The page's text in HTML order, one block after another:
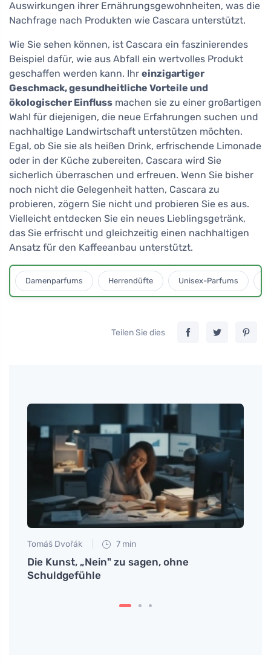
Auswirkungen ihrer Ernährungsgewohnheiten, was die
Nachfrage nach Produkten wie Cascara unterstützt.
Wie Sie sehen können, ist Cascara ein faszinierendes
Beispiel dafür, wie aus Abfall ein wertvolles Produkt
geschaffen werden kann. Ihr einzigartiger
Geschmack, gesundheitliche Vorteile und
ökologischer Einfluss machen sie zu einer großartigen
Wahl für diejenigen, die neue Erfahrungen suchen und
nachhaltige Landwirtschaft unterstützen möchten.
Egal, ob Sie sie als heißen Drink, erfrischende Limonade
oder in der Küche zubereiten, Cascara wird Sie
sicherlich überraschen und erfreuen. Wenn Sie bisher
noch nicht die Gelegenheit hatten, Cascara zu
probieren, zögern Sie nicht und probieren Sie es aus.
Vielleicht entdecken Sie ein neues Lieblingsgetränk,
das Sie erfrischt und gleichzeitig einen nachhaltigen
Ansatz für den Kaffeeanbau unterstützt.
Damenparfums Herrendüfte Unisex-Parfums
Teilen Sie dies
Tomáš Dvořák 7 min
Die Kunst, „Nein" zu sagen, ohne
Schuldgefühle